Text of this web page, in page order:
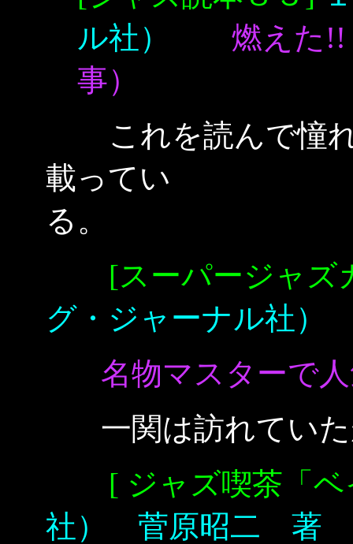
ル社） 燃えた!!
事）
これを読んで憧れ
載ってい
[スーパージャズ
グ・ジャーナル社
名物マスターで人
一関は訪れていた
[ ジャズ喫茶「ベ
社） 菅原昭二 著